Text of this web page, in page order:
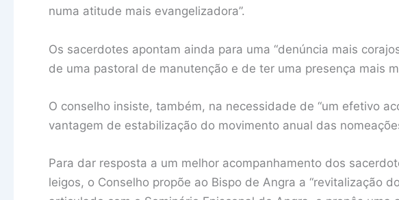
numa atitude mais evangelizadora”.
Os sacerdotes apontam ainda para uma “denúncia mais
de uma pastoral de manutenção e de ter uma presença mais
O conselho insiste, também, na necessidade de “um efetivo
vantagem de estabilização do movimento anual das
Para dar resposta a um melhor acompanhamento dos
leigos, o Conselho propõe ao Bispo de Angra a “revitalização